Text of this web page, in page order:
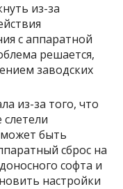
из-за
с аппаратной
решается,
заводских
из-за того, что
быть
сброс на
софта и
настройки